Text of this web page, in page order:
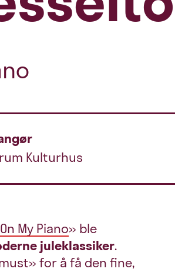
Kulturhus
My Piano» ble
juleklassiker.
for å få den fine,